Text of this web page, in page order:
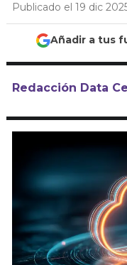
Publicado el 19 dic
Añadir a tus
Redacción Data